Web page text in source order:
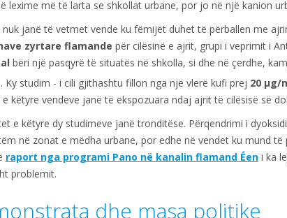
lexime më të larta se shkollat urbane, por jo në një kanion
nuk janë të vetmet vende ku fëmijët duhet të përballen me
zyrtare flamande për cilësinë e ajrit, grupi i veprimit i
bëri një pasqyrë të situatës në shkolla, si dhe në çerdhe,
Ky studim - i cili gjithashtu fillon nga një vlerë kufi prej 20 μg/
e këtyre vendeve janë të ekspozuara ndaj ajrit të cilësisë së
e këtyre dy studimeve janë tronditëse. Përqendrimi i
në zonat e mëdha urbane, por edhe në vendet ku mund të
raport nga programi Pano në kanalin flamand Éeni ka
problemit.
dhe masa politike